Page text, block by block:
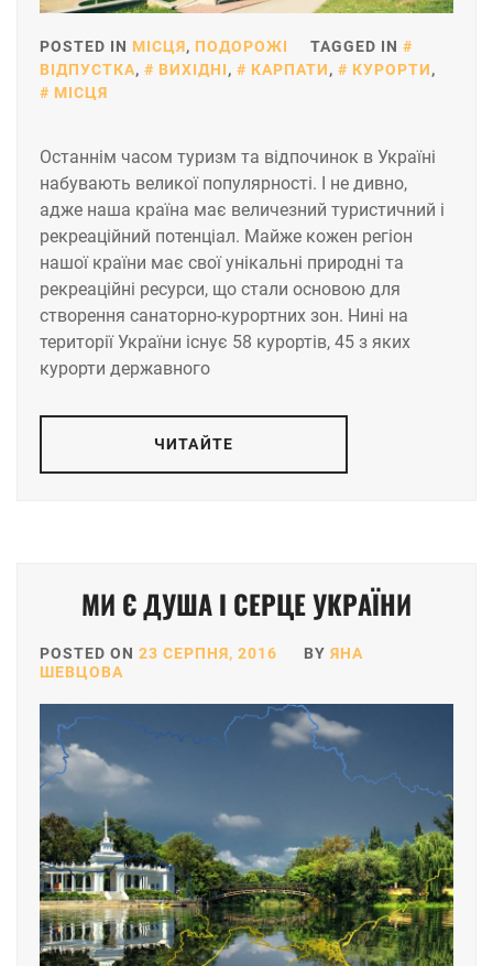
POSTED IN МІСЦЯ, ПОДОРОЖІ
TAGGED IN
ВІДПУСТКА, ВИХІДНІ, КАРПАТИ, КУРОРТИ,
МІСЦЯ
Останнім часом туризм та відпочинок в Україні
набувають великої популярності. І не дивно,
адже наша країна має величезний туристичний і
рекреаційний потенціал. Майже кожен регіон
нашої країни має свої унікальні природні та
рекреаційні ресурси, що стали основою для
створення санаторно-курортних зон. Нині на
території України існує 58 курортів, 45 з яких
курорти державного
ЧИТАЙТЕ
МИ Є ДУША І СЕРЦЕ УКРАЇНИ
POSTED ON 23 СЕРПНЯ, 2016 BY ЯНА
ШЕВЦОВА